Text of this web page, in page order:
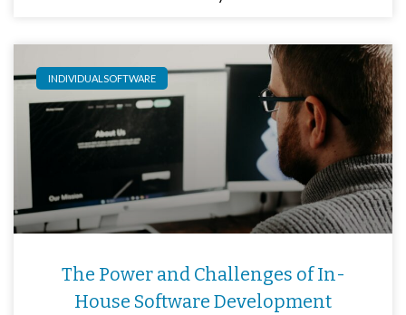
INDIVIDUALSOFTWARE
The Power and Challenges of In-
House Software Development